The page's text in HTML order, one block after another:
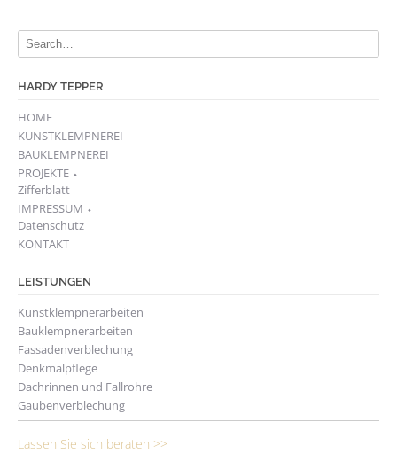
HARDY TEPPER
HOME
KUNSTKLEMPNEREI
BAUKLEMPNEREI
PROJEKTE ⬩
Zifferblatt
IMPRESSUM ⬩
Datenschutz
KONTAKT
LEISTUNGEN
Kunstklempnerarbeiten
Bauklempnerarbeiten
Fassadenverblechung
Denkmalpflege
Dachrinnen und Fallrohre
Gaubenverblechung
Lassen Sie sich beraten >>